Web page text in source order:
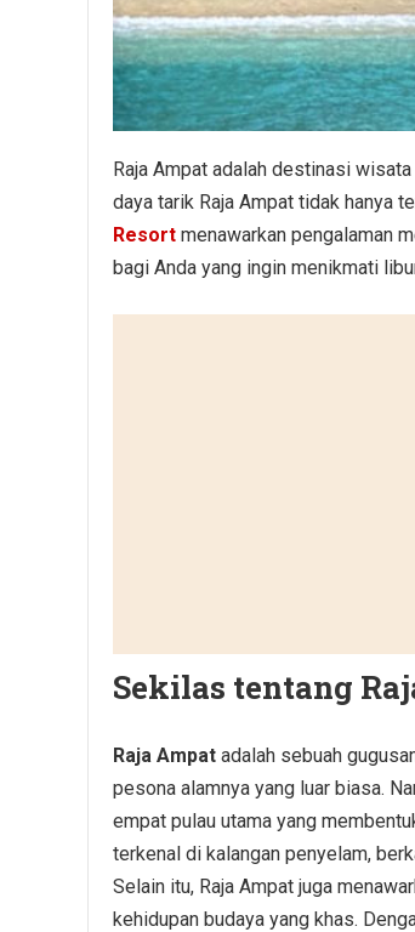
Raja Ampat adalah destinasi
daya tarik Raja Ampat tidak hanya
Resort menawarkan pengalaman
bagi Anda yang ingin menikmati
Sekilas tentang
Raja Ampat adalah sebuah
pesona alamnya yang luar biasa.
empat pulau utama yang
terkenal di kalangan penyelam,
Selain itu, Raja Ampat juga
kehidupan budaya yang khas.